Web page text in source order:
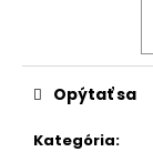
Kategória:
Opýtať sa